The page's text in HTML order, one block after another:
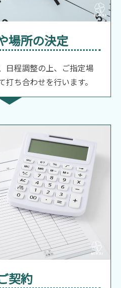
場所の決定
日程調整の上、ご指定場
ち合わせを行います。
契約